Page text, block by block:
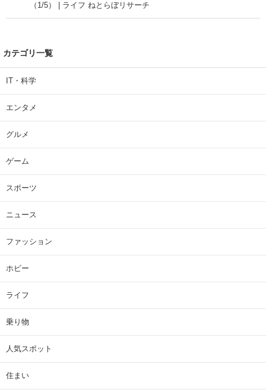
（1/5） | ライフ ねとらぼリサーチ
カテゴリ一覧
IT・科学
エンタメ
グルメ
ゲーム
スポーツ
ニュース
ファッション
ホビー
ライフ
乗り物
人気スポット
住まい